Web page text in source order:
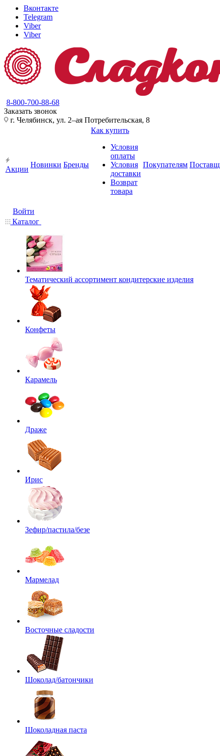
Вконтакте
Telegram
Viber
Viber
8-800-700-88-68
Заказать звонок
г. Челябинск, ул. 2–ая Потребительская, 8
Акции
Новинки Бренды
Как купить
Условия
оплаты
Условия
доставки
Возврат
товара
Покупателям
Войти
Каталог
Тематический ассортимент кондитерские изделия
Конфеты
Карамель
Драже
Ирис
Зефир/пастила/безе
Мармелад
Восточные сладости
Шоколад/батончики
Шоколадная паста